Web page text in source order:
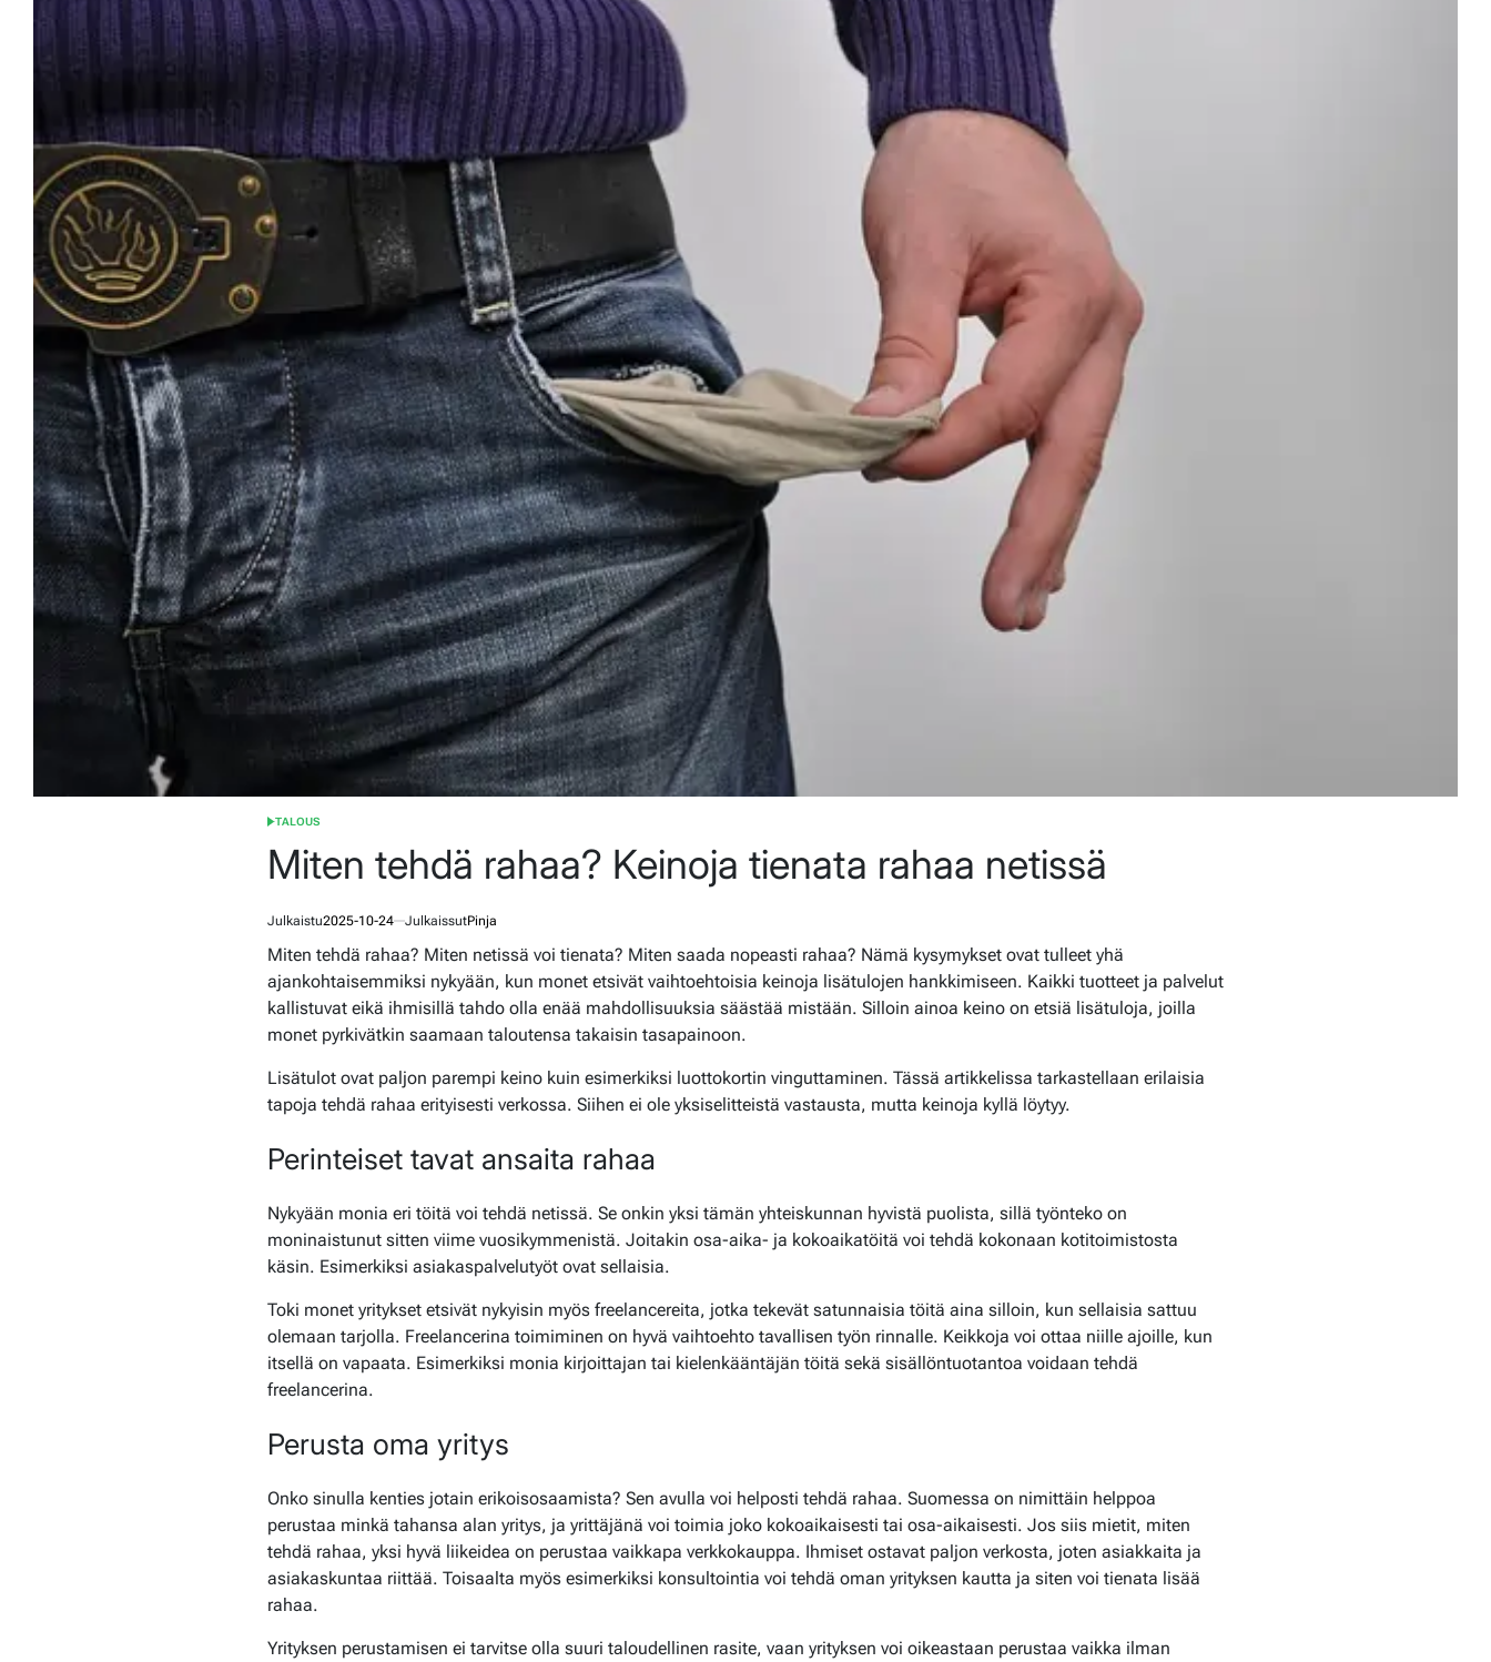
Teknologia,
talous,
askartelu
ja
kauneus
POSTED
TALOUS
Miten tehdä rahaa? Keinoja tienata rahaa netissä
Julkaistu2025-10-24 JulkaissutPinja
Miten tehdä rahaa? Miten netissä voi tienata? Miten saada nopeasti rahaa? Nämä kysymykset ovat tulleet yhä
ajankohtaisemmiksi nykyään, kun monet etsivät vaihtoehtoisia keinoja lisätulojen hankkimiseen. Kaikki tuotteet ja palvelut
kallistuvat eikä ihmisillä tahdo olla enää mahdollisuuksia säästää mistään. Silloin ainoa keino on etsiä lisätuloja, joilla
monet pyrkivätkin saamaan taloutensa takaisin tasapainoon.
Lisätulot ovat paljon parempi keino kuin esimerkiksi luottokortin vinguttaminen. Tässä artikkelissa tarkastellaan erilaisia
tapoja tehdä rahaa erityisesti verkossa. Siihen ei ole yksiselitteistä vastausta, mutta keinoja kyllä löytyy.
Perinteiset tavat ansaita rahaa
Nykyään monia eri töitä voi tehdä netissä. Se onkin yksi tämän yhteiskunnan hyvistä puolista, sillä työnteko on
moninaistunut sitten viime vuosikymmenistä. Joitakin osa-aika- ja kokoaikatöitä voi tehdä kokonaan kotitoimistosta
käsin. Esimerkiksi asiakaspalvelutyöt ovat sellaisia.
Toki monet yritykset etsivät nykyisin myös freelancereita, jotka tekevät satunnaisia töitä aina silloin, kun sellaisia sattuu
olemaan tarjolla. Freelancerina toimiminen on hyvä vaihtoehto tavallisen työn rinnalle. Keikkoja voi ottaa niille ajoille, kun
itsellä on vapaata. Esimerkiksi monia kirjoittajan tai kielenkääntäjän töitä sekä sisällöntuotantoa voidaan tehdä
freelancerina.
Perusta oma yritys
Onko sinulla kenties jotain erikoisosaamista? Sen avulla voi helposti tehdä rahaa. Suomessa on nimittäin helppoa
perustaa minkä tahansa alan yritys, ja yrittäjänä voi toimia joko kokoaikaisesti tai osa-aikaisesti. Jos siis mietit, miten
tehdä rahaa, yksi hyvä liikeidea on perustaa vaikkapa verkkokauppa. Ihmiset ostavat paljon verkosta, joten asiakkaita ja
asiakaskuntaa riittää. Toisaalta myös esimerkiksi konsultointia voi tehdä oman yrityksen kautta ja siten voi tienata lisää
rahaa.
Yrityksen perustamisen ei tarvitse olla suuri taloudellinen rasite, vaan yrityksen voi oikeastaan perustaa vaikka ilman